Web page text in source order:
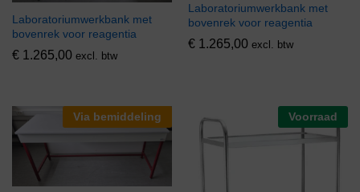
Laboratoriumwerkbank met
bovenrek voor reagentia
€ 1.265,00 excl. btw
Laboratoriumwerkbank met
bovenrek voor reagentia
€ 1.265,00 excl. btw
Via bemiddeling Voorraad